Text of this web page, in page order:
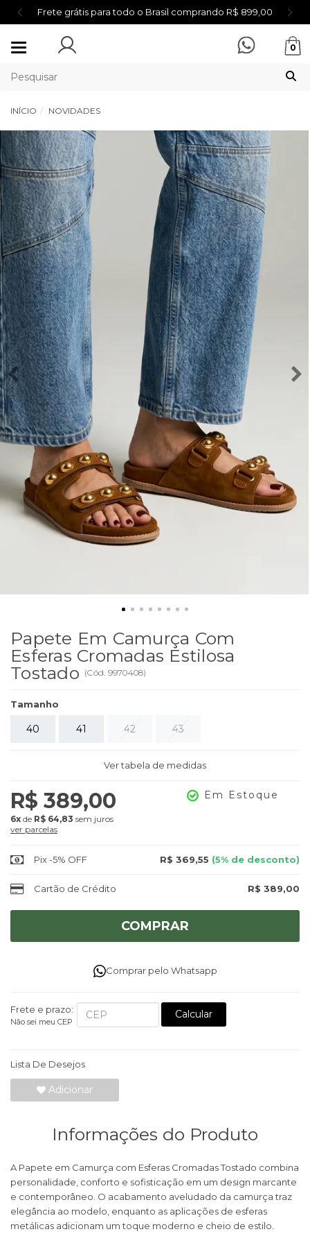
Frete grátis para todo o Brasil comprando R$ 899,00
Mudar
0
INÍCIO NOVIDADES
Papete Em Camurça Com
Esferas Cromadas Estilosa
Tostado (Cód. 9970408)
Tamanho
40 41 42 43
Ver tabela de medidas
R$ 389,00
6x de R$ 64,83 sem juros
ver parcelas
Em Estoque
Pix -5% OFF R$ 369,55 (5% de desconto)
Cartão de Crédito R$ 389,00
COMPRAR
Comprar pelo Whatsapp
Frete e prazo:
Não sei meu CEP
Calcular
Lista De Desejos
Adicionar
Informações do Produto
A Papete em Camurça com Esferas Cromadas Tostado combina
personalidade, conforto e sofisticação em um design marcante
e contemporâneo. O acabamento aveludado da camurça traz
elegância ao modelo, enquanto as aplicações de esferas
metálicas adicionam um toque moderno e cheio de estilo.